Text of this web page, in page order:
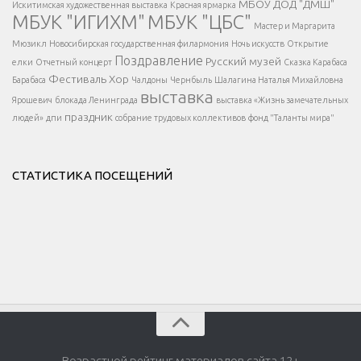
Написать
</button >
</div >
</div > </div >
Искитимская художественная выставка Красная ярмарка МБОУ ДОД "ДМШ"
МБУК "ИГИХМ" МБУК "ЦБС" Мастер и Маргарита
Мюзикл Новосибирская государственная филармония Ночь искусств Открытие
елки Отчетный концерт Поздравление Русский музей Сказка Карабаса
Барабаса Фестиваль Хор Чалдоны Чернбыль Шалагина Наталья Михайловна
Ярошевич блокада Ленинграда выставка выставка «Жизнь замечательных
людей» дпи праздник собрание трудовых коллективов фонд "Таланты мира"
СТАТИСТИКА ПОСЕЩЕНИЙ